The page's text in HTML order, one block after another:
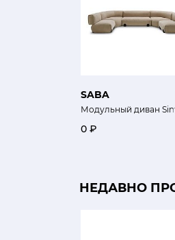
SABA
Модульный диван
0 ₽
НЕДАВНО